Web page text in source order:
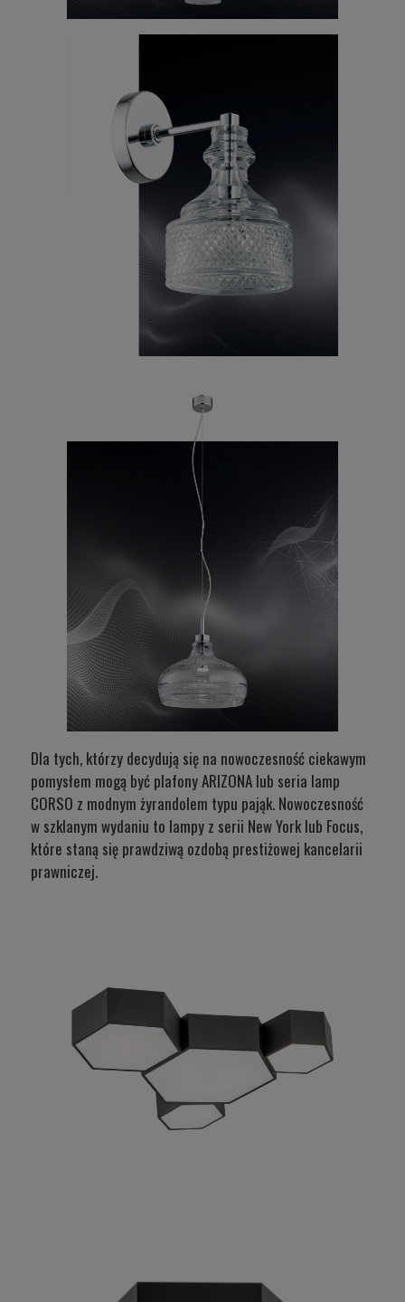
Dla tych, którzy decydują się na nowoczesność ciekawym
pomysłem mogą być plafony ARIZONA lub seria lamp
CORSO z modnym żyrandolem typu pająk. Nowoczesność
w szklanym wydaniu to lampy z serii New York lub Focus,
które staną się prawdziwą ozdobą prestiżowej kancelarii
prawniczej.